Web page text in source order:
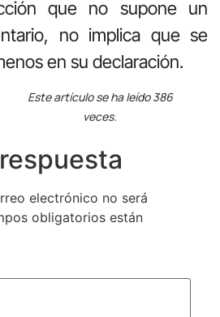
que no supone un
no implica que se
en su declaración.
Este artículo se ha leído 386
veces.
electrónico no será
obligatorios están